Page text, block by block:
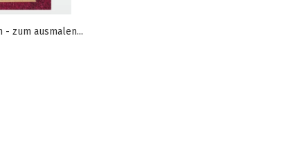
- zum ausmalen...